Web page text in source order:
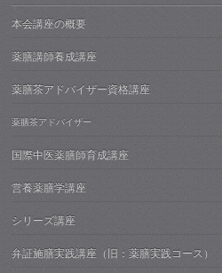
本会講座の概要
薬膳講師養成講座
薬膳茶アドバイザー資格講座
薬膳茶アドバイザー
国際中医薬膳師育成講座
営養薬膳学講座
シリーズ講座
弁証施膳実践講座（旧：薬膳実践コース）